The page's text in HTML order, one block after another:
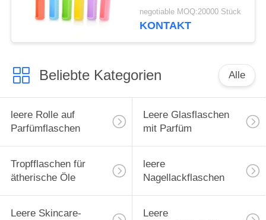
Rollerflaschen, 5ml
Roll-On-Flaschen,
negotiable MOQ:20000 Stück
KONTAKT
Beliebte Kategorien Alle
leere Rolle auf
Parfümflaschen
Leere Glasflaschen
mit Parfüm
Tropfflaschen für
ätherische Öle
leere
Nagellackflaschen
Leere Skincare-
Leere